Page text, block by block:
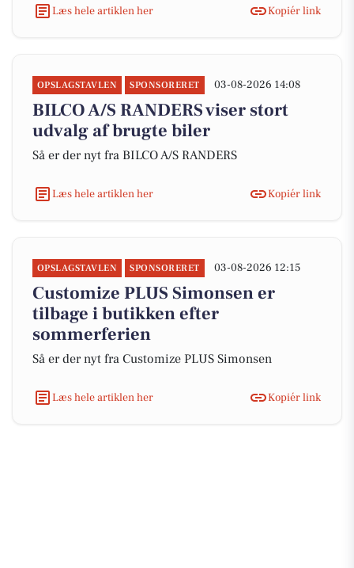
Læs hele artiklen her Kopiér link
OPSLAGSTAVLEN SPONSORERET 03-08-2026 14:08
BILCO A/S RANDERS viser stort
udvalg af brugte biler
Så er der nyt fra BILCO A/S RANDERS
Læs hele artiklen her Kopiér link
OPSLAGSTAVLEN SPONSORERET 03-08-2026 12:15
Customize PLUS Simonsen er
tilbage i butikken efter
sommerferien
Så er der nyt fra Customize PLUS Simonsen
Læs hele artiklen her Kopiér link